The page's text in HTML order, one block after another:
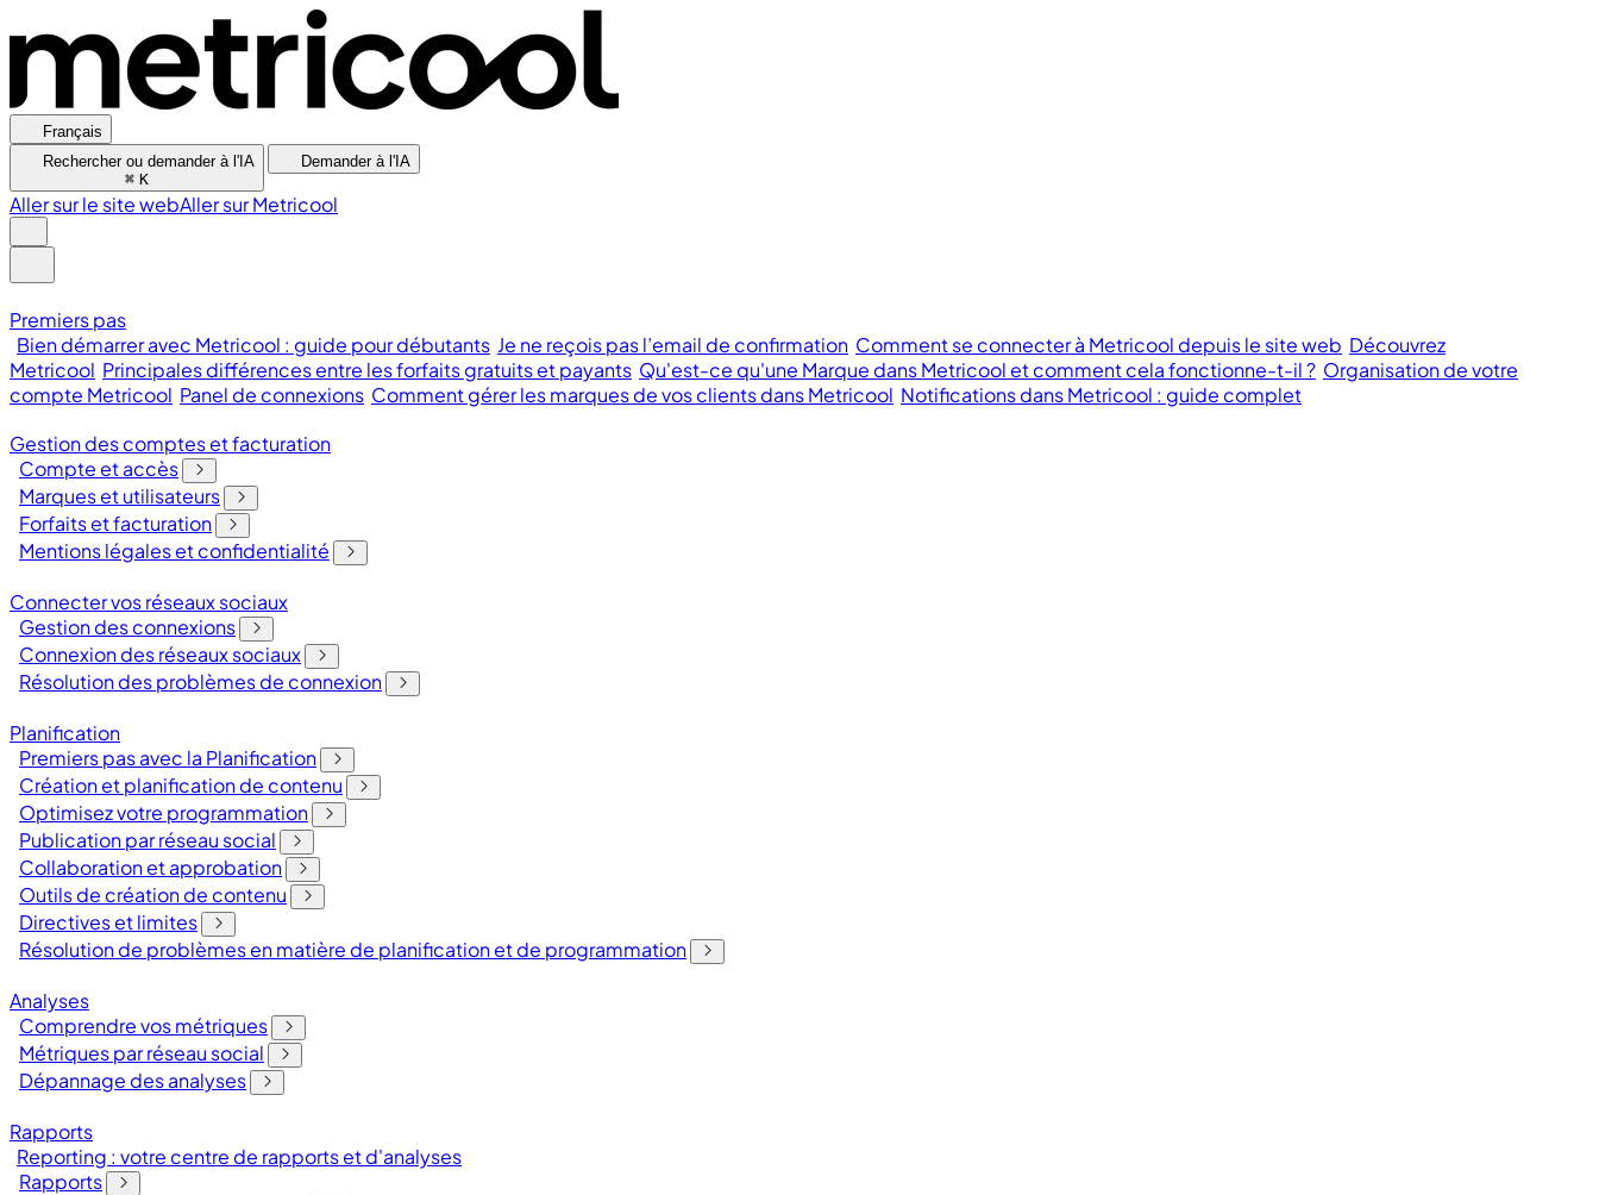
Français
Rechercher ou demander à l'IA
⌘ K
Demander à l'IA
Aller sur le site webAller sur Metricool
Premiers pas
Bien démarrer avec Metricool : guide pour débutants Je ne reçois pas l’email de confirmation Comment se connecter à Metricool depuis le site web Découvrez
Metricool Principales différences entre les forfaits gratuits et payants Qu'est-ce qu'une Marque dans Metricool et comment cela fonctionne-t-il ? Organisation de votre
compte Metricool Panel de connexions Comment gérer les marques de vos clients dans Metricool Notifications dans Metricool : guide complet
Gestion des comptes et facturation
Compte et accès
Marques et utilisateurs
Forfaits et facturation
Mentions légales et confidentialité
Connecter vos réseaux sociaux
Gestion des connexions
Connexion des réseaux sociaux
Résolution des problèmes de connexion
Planification
Premiers pas avec la Planification
Création et planification de contenu
Optimisez votre programmation
Publication par réseau social
Collaboration et approbation
Outils de création de contenu
Directives et limites
Résolution de problèmes en matière de planification et de programmation
Analyses
Comprendre vos métriques
Métriques par réseau social
Dépannage des analyses
Rapports
Reporting : votre centre de rapports et d'analyses
Rapports